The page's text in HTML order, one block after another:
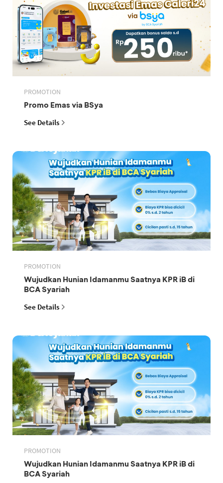
PROMOTION
Promo Emas via BSya
See Details
PROMOTION
Wujudkan Hunian Idamanmu Saatnya KPR iB di
BCA Syariah
See Details
PROMOTION
Wujudkan Hunian Idamanmu Saatnya KPR iB di
BCA Syariah